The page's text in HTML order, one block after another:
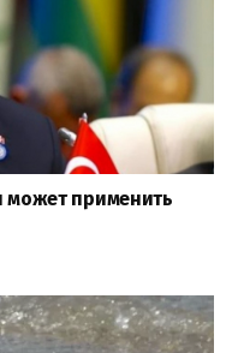
может применить